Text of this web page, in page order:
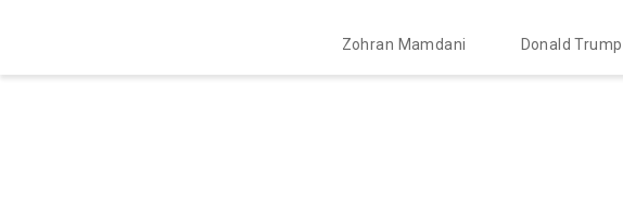
Zohran Mamdani Donald Trump